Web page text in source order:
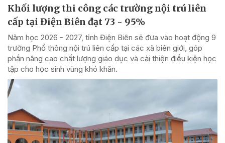
Khối lượng thi công các trường nội trú liên
cấp tại Điện Biên đạt 73 - 95%
Năm học 2026 - 2027, tỉnh Điện Biên sẽ đưa vào hoạt động 9
trường Phổ thông nội trú liên cấp tại các xã biên giới, góp
phần nâng cao chất lượng giáo dục và cải thiện điều kiện học
tập cho học sinh vùng khó khăn.